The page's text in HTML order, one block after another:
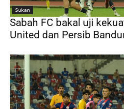
Sukan
Sabah FC bakal uji
United dan Persib